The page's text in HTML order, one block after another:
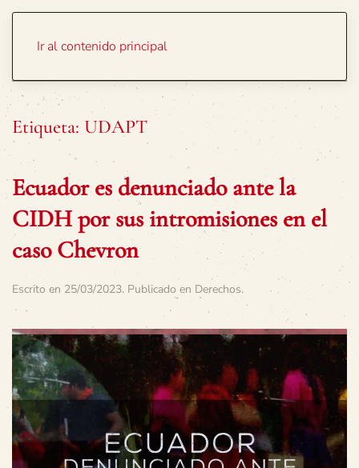
Ir al contenido principal
Etiqueta: UDAPT
Ecuador es denunciado ante la
CIDH por sus intromisiones en el
caso Chevron
Escrito en 25/03/2023. Publicado en Derechos.